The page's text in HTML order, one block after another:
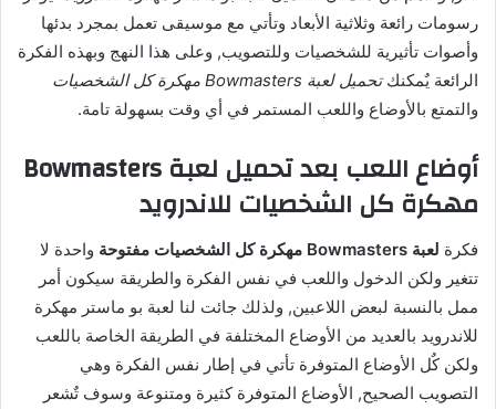
رسومات رائعة وثلاثية الأبعاد وتأتي مع موسيقى تعمل بمجرد بدئها
وأصوات تأثيرية للشخصيات وللتصويب, وعلى هذا النهج وبهذه الفكرة
الرائعة يٌمكنكتحميل لعبة Bowmasters مهكرة كل الشخصيات
والتمتع بالأوضاع واللعب المستمر في أي وقت بسهولة تامة.
أوضاع اللعب بعد تحميل لعبة Bowmasters
مهكرة كل الشخصيات للاندرويد
فكرة لعبة Bowmasters مهكرة كل الشخصيات مفتوحة
واحدة لا
تتغير ولكن الدخول واللعب في نفس الفكرة والطريقة سيكون أمر
ممل بالنسبة لبعض اللاعبين, ولذلك جائت لنا لعبة بو ماستر مهكرة
للاندرويد بالعديد من الأوضاع المختلفة في الطريقة الخاصة باللعب
ولكن كٌل الأوضاع المتوفرة تأتي في إطار نفس الفكرة وهي
التصويب الصحيح, الأوضاع المتوفرة كثيرة ومتنوعة وسوف تٌشعر